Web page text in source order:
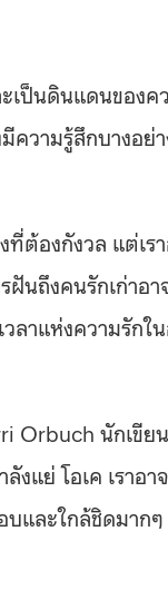
ป็นดินแดนของค
ความรู้สึกบางอย่
ที่ต้องกังวล แต่
ฝันถึงคนรักเก่า
ลาแห่งความรัก
Orbuch นักเขีย
งแย่ โอเค เราอ
และใกล้ชิดมากๆ